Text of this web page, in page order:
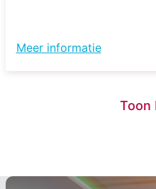
Meer informatie
Toon